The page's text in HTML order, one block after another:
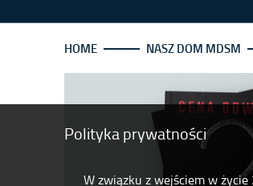
Polityka prywatności
W związku z wejściem w
HOME NASZ DOM MDSM